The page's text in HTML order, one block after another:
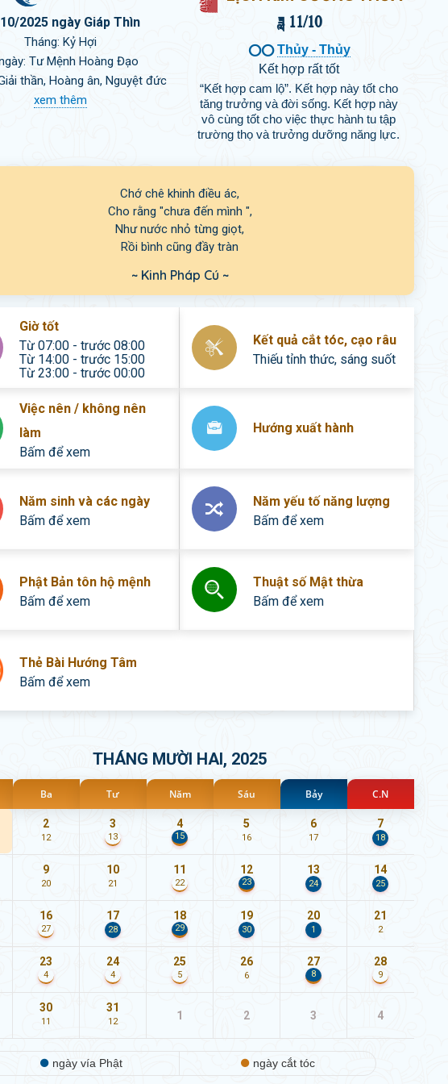
2025 ngày Giáp Thìn
Tháng: Kỷ Hợi
Tư Mệnh Hoàng Đạo
thần, Hoàng ân, Nguyệt đức
xem thêm
 11/10
Thủy - Thủy
Kết hợp rất tốt
“Kết hợp cam lộ”. Kết hợp này tốt cho
tăng trưởng và đời sống. Kết hợp này
vô cùng tốt cho việc thực hành tu tập
trường thọ và trưởng dưỡng năng lực.
Chớ chê khinh điều ác,
Cho rằng "chưa đến mình ",
Như nước nhỏ từng giọt,
Rồi bình cũng đầy tràn
~ Kinh Pháp Cú ~
Giờ tốt
Từ 07:00 - trước 08:00
Từ 14:00 - trước 15:00
Từ 23:00 - trước 00:00
Kết quả cắt tóc, cạo râu
Thiếu tỉnh thức, sáng suốt
Việc nên / không nên
làm
Bấm để xem
Hướng xuất hành
Năm sinh và các ngày
Bấm để xem
Năm yếu tố năng lượng
Bấm để xem
Phật Bản tôn hộ mệnh
Bấm để xem
Thuật số Mật thừa
Bấm để xem
Thẻ Bài Hướng Tâm
Bấm để xem
THÁNG MƯỜI HAI, 2025
Ba Tư Năm Sáu Bảy C.N
2
12
3
13
4
15
5
16
6
17
7
18
9
20
10
21
11
22
12
23
13
24
14
25
16
27
17
28
18
29
19
30
20
1
21
2
23
4
24
4
25
5
26
6
27
8
28
9
30
11
31
12 1 2 3 4
ngày vía Phật ngày cắt tóc